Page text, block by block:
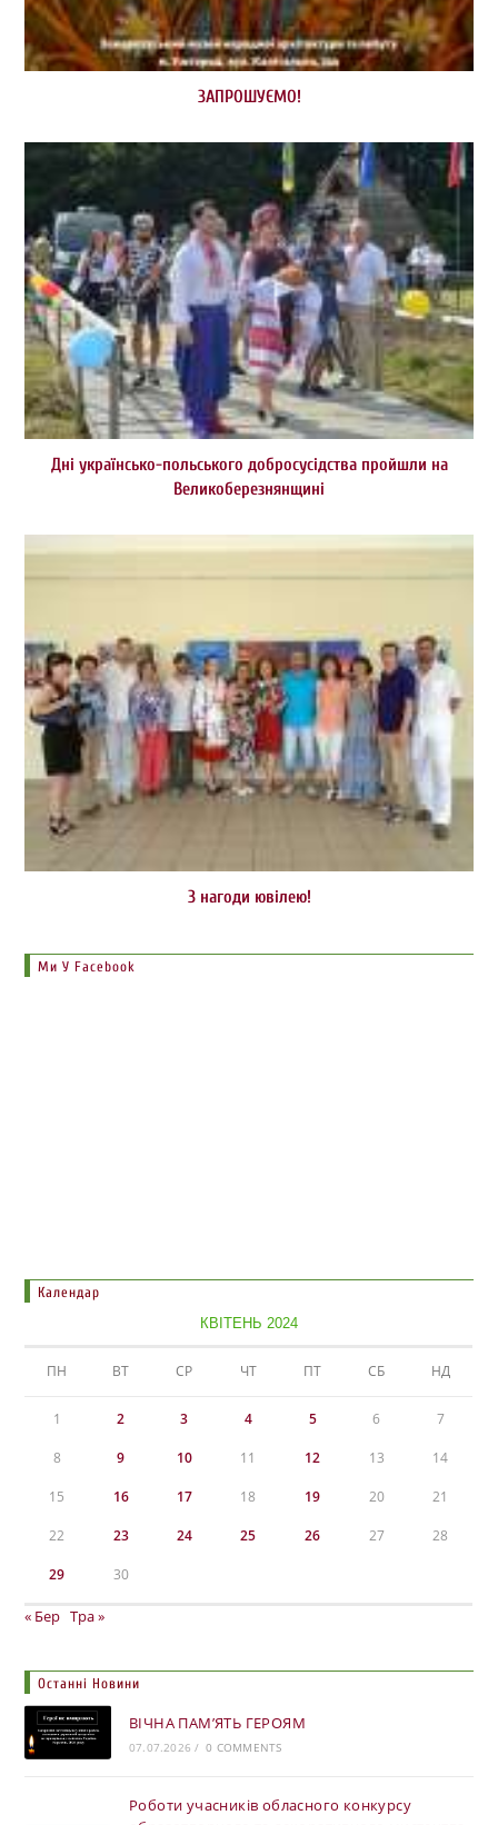
ЗАПРОШУЄМО!
Дні українсько-польського добросусідства пройшли на
Великоберезнянщині
З нагоди ювілею!
Ми У Facebook
Календар
КВІТЕНЬ 2024
ПН ВТ СР ЧТ ПТ СБ НД
1 2 3 4 5 6 7
8 9 10 11 12 13 14
15 16 17 18 19 20 21
22 23 24 25 26 27 28
29 30
« Бер Тра »
Останні Новини
ВІЧНА ПАМ’ЯТЬ ГЕРОЯМ
07.07.2026 / 0 COMMENTS
Роботи учасників обласного конкурсу